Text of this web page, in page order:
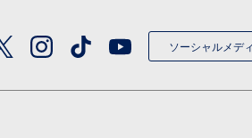
ソーシャルメデ